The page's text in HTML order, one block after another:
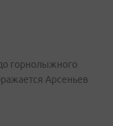
горнолыжного
Арсеньев